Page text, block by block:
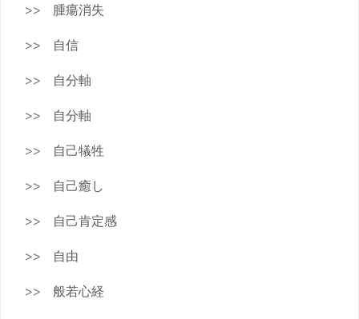
腫瘍消失
自信
自分軸
自分軸
自己犠牲
自己癒し
自己肯定感
自由
般若心経